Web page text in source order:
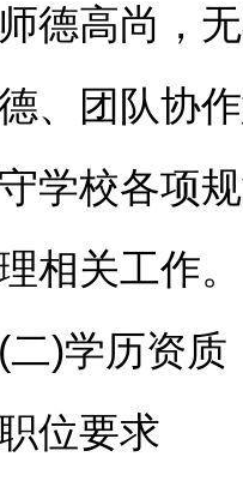
德高尚，
、团队协
学校各项
相关工作。
学历资质
要求